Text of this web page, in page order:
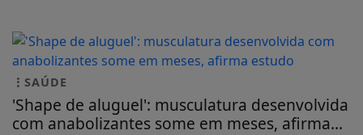
SAÚDE
'Shape de aluguel': musculatura desenvolvida
com anabolizantes some em meses, afirma...